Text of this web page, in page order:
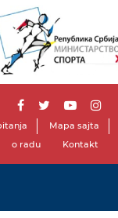
Mapa sajta
o radu
Kontakt